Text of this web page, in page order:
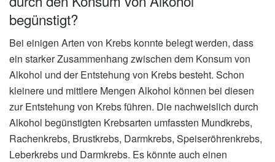
begünstigt?
Bei einigen Arten von Krebs konnte belegt werden, dass
ein starker Zusammenhang zwischen dem Konsum von
Alkohol und der Entstehung von Krebs besteht. Schon
kleinere und mittlere Mengen Alkohol können bei diesen
zur Entstehung von Krebs führen. Die nachweislich durch
Alkohol begünstigten Krebsarten umfassten Mundkrebs,
Rachenkrebs, Brustkrebs, Darmkrebs, Speiseröhrenkrebs,
Leberkrebs und Darmkrebs. Es könnte auch einen